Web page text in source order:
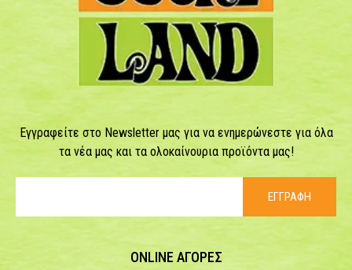
Εγγραφείτε στο Newsletter μας για να ενημερώνεστε για όλα
τα νέα μας και τα ολοκαίνουρια προϊόντα μας!
ΕΓΓΡΑΦΗ
ONLINE ΑΓΟΡΕΣ